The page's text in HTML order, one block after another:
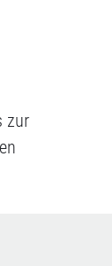
zur